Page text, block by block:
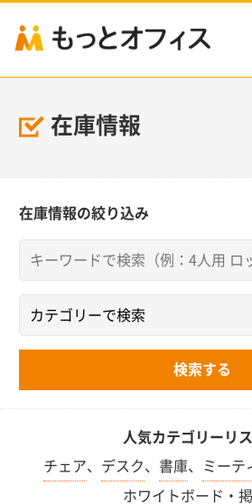
在庫情報
在庫情報の絞り込み
人気カテゴリーリス
チェア、 デスク、 書庫、 ミーテ
ホワイトボード・